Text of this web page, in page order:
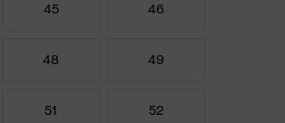
45 46
48 49
51 52